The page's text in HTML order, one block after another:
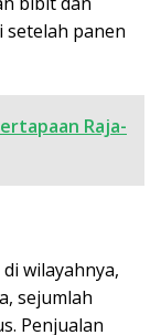
setelah panen
Raja-
wilayahnya,
sejumlah
Penjualan